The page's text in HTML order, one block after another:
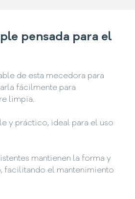
pensada para el
de esta mecedora para
fácilmente para
limpia.
y práctico, ideal para el uso
mantienen la forma y
facilitando el mantenimiento